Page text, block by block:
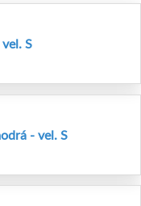
S
- vel. S